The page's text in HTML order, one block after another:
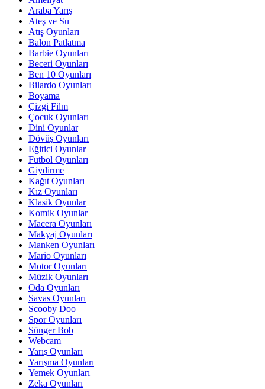
Araba Yarış
Ateş ve Su
Atış Oyunları
Balon Patlatma
Barbie Oyunları
Beceri Oyunları
Ben 10 Oyunları
Bilardo Oyunları
Boyama
Çizgi Film
Çocuk Oyunları
Dini Oyunlar
Dövüş Oyunları
Eğitici Oyunlar
Futbol Oyunları
Giydirme
Kağıt Oyunları
Kız Oyunları
Klasik Oyunlar
Komik Oyunlar
Macera Oyunları
Makyaj Oyunları
Manken Oyunları
Mario Oyunları
Motor Oyunları
Müzik Oyunları
Oda Oyunları
Savas Oyunları
Scooby Doo
Spor Oyunları
Sünger Bob
Webcam
Yarış Oyunları
Yarışma Oyunları
Yemek Oyunları
Zeka Oyunları